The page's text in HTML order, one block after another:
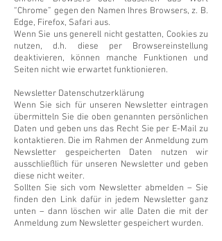
“Chrome” gegen den Namen Ihres Browsers, z. B.
Edge, Firefox, Safari aus.
Wenn Sie uns generell nicht gestatten, Cookies zu
nutzen, d.h. diese per Browsereinstellung
deaktivieren, können manche Funktionen und
Seiten nicht wie erwartet funktionieren.
Newsletter Datenschutzerklärung
Wenn Sie sich für unseren Newsletter eintragen
übermitteln Sie die oben genannten persönlichen
Daten und geben uns das Recht Sie per E-Mail zu
kontaktieren. Die im Rahmen der Anmeldung zum
Newsletter gespeicherten Daten nutzen wir
ausschließlich für unseren Newsletter und geben
diese nicht weiter.
Sollten Sie sich vom Newsletter abmelden – Sie
finden den Link dafür in jedem Newsletter ganz
unten – dann löschen wir alle Daten die mit der
Anmeldung zum Newsletter gespeichert wurden.